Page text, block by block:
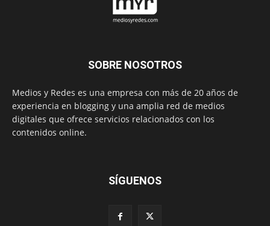
SOBRE NOSOTROS
Medios y Redes es una empresa con más de 20 años de
experiencia en blogging y una amplia red de medios
digitales que ofrece servicios relacionados con los
contenidos online.
SÍGUENOS